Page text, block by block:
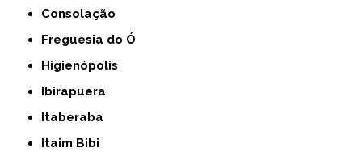
Consolação
Freguesia do Ó
Higienópolis
Ibirapuera
Itaberaba
Itaim Bibi